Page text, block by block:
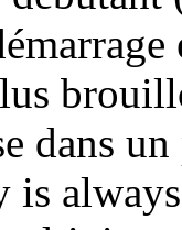
dans
is